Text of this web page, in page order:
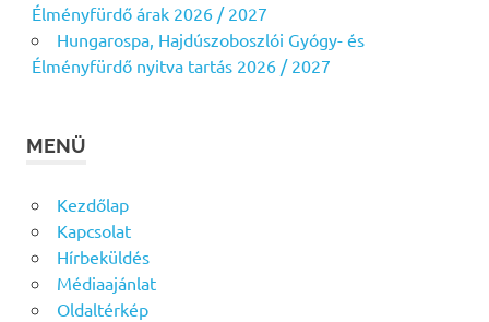
Élményfürdő árak 2026 / 2027
Hungarospa, Hajdúszoboszlói Gyógy- és
Élményfürdő nyitva tartás 2026 / 2027
MENÜ
Kezdőlap
Kapcsolat
Hírbeküldés
Médiaajánlat
Oldaltérkép